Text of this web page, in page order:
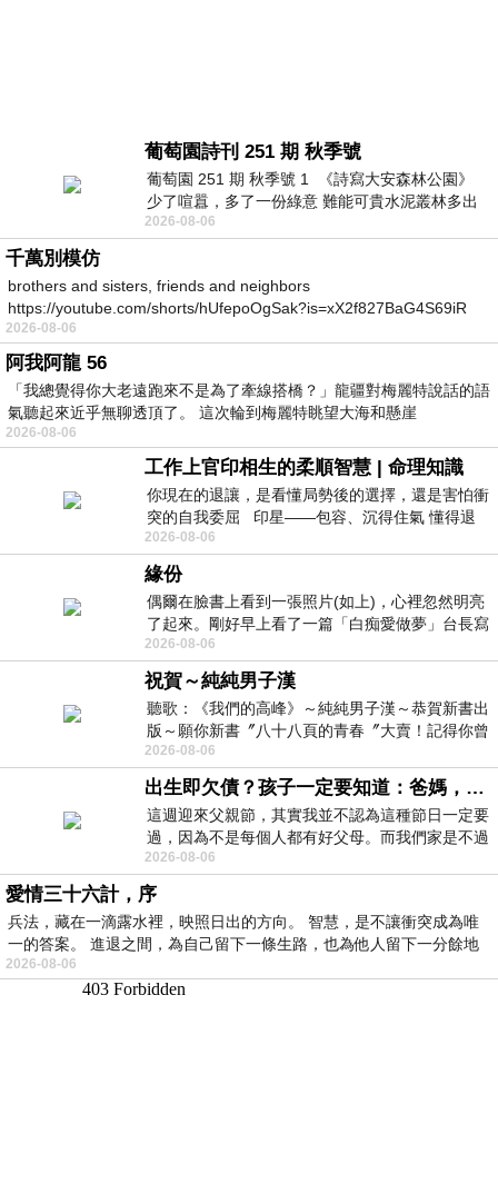
葡萄園詩刊 251 期 秋季號
葡萄園 251 期 秋季號 1 《詩寫大安森林公園》
少了喧囂，多了一份綠意 難能可貴水泥叢林多出
一
2026-08-06
千萬別模仿
brothers and sisters, friends and neighbors
https://youtube.com/shorts/hUfepoOgSak?is=xX2f827BaG4S69iR
https
2026-08-06
阿我阿龍 56
「我總覺得你大老遠跑來不是為了牽線搭橋？」龍疆對梅麗特說話的語
氣聽起來近乎無聊透頂了。 這次輪到梅麗特眺望大海和懸崖
2026-08-06
工作上官印相生的柔順智慧 | 命理知識
你現在的退讓，是看懂局勢後的選擇，還是害怕衝
突的自我委屈 印星——包容、沉得住氣 懂得退
一步觀察，不會
2026-08-06
緣份
偶爾在臉書上看到一張照片(如上)，心裡忽然明亮
了起來。剛好早上看了一篇「白痴愛做夢」台長寫
的貼文，在回顧年輕時瘋狂愛上
2026-08-06
祝賀～純純男子漢
聽歌：《我們的高峰》～純純男子漢～恭賀新書出
版～願你新書〞八十八頁的青春〞大賣！記得你曾
經在我的版留言…「好讚的圖^^感覺大家
2026-08-06
出生即欠債？孩子一定要知道：爸媽，其實我不欠你們
這週迎來父親節，其實我並不認為這種節日一定要
過，因為不是每個人都有好父母。而我們家是不過
節的，平時也沒什麼儀式感，生活趨近冷
2026-08-06
愛情三十六計，序
兵法，藏在一滴露水裡，映照日出的方向。 智慧，是不讓衝突成為唯
一的答案。 進退之間，為自己留下一條生路，也為他人留下一分餘地
2026-08-06